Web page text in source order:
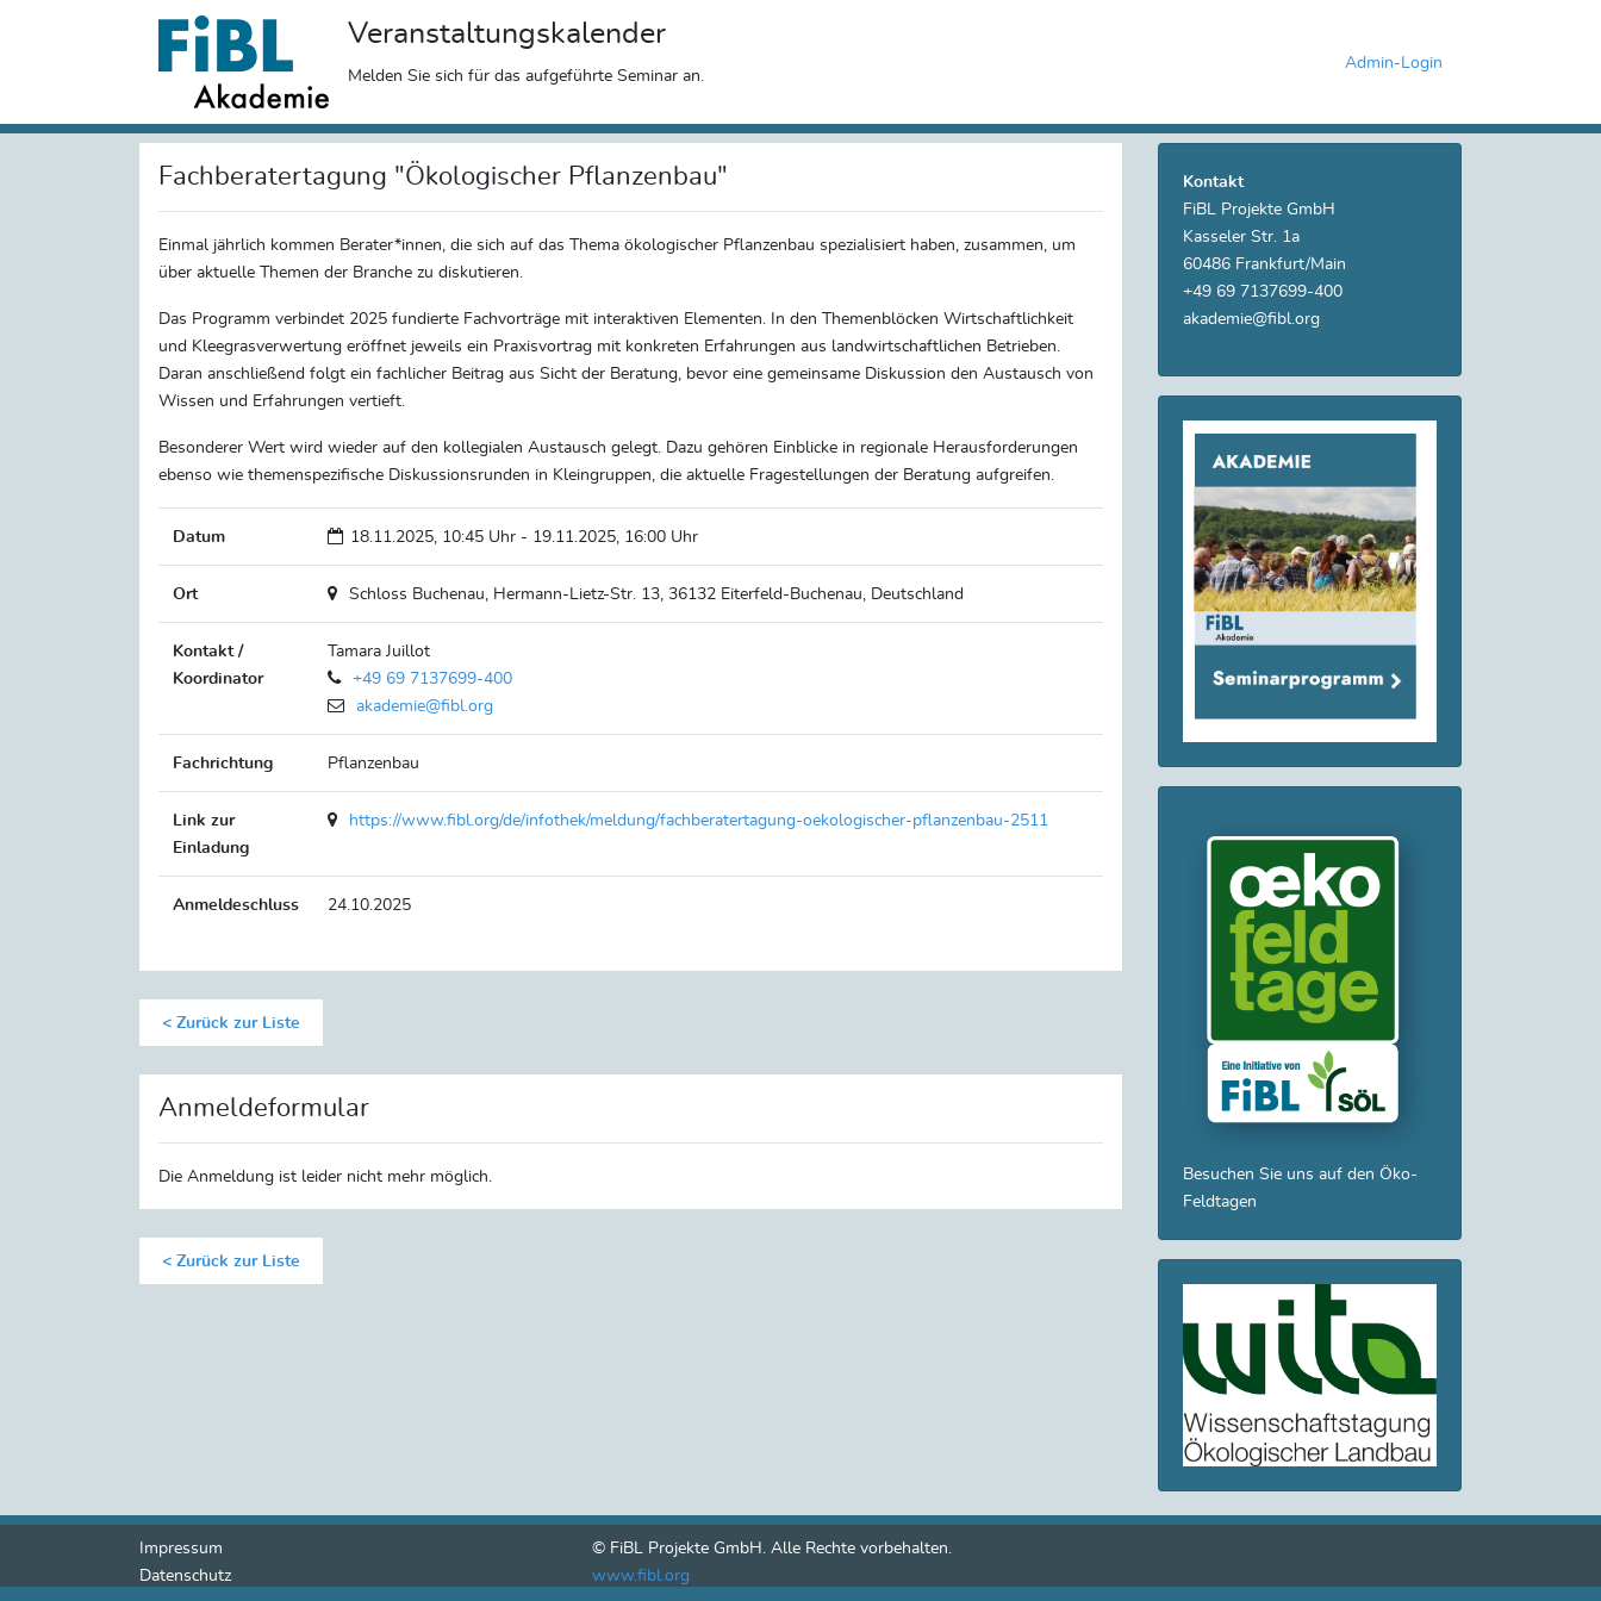
Veranstaltungskalender
Melden Sie sich für das aufgeführte Seminar an.
Admin-Login
Fachberatertagung "Ökologischer Pflanzenbau"
Einmal jährlich kommen Berater*innen, die sich auf das Thema ökologischer Pflanzenbau spezialisiert haben, zusammen, um
über aktuelle Themen der Branche zu diskutieren.
Das Programm verbindet 2025 fundierte Fachvorträge mit interaktiven Elementen. In den Themenblöcken Wirtschaftlichkeit
und Kleegrasverwertung eröffnet jeweils ein Praxisvortrag mit konkreten Erfahrungen aus landwirtschaftlichen Betrieben.
Daran anschließend folgt ein fachlicher Beitrag aus Sicht der Beratung, bevor eine gemeinsame Diskussion den Austausch von
Wissen und Erfahrungen vertieft.
Besonderer Wert wird wieder auf den kollegialen Austausch gelegt. Dazu gehören Einblicke in regionale Herausforderungen
ebenso wie themenspezifische Diskussionsrunden in Kleingruppen, die aktuelle Fragestellungen der Beratung aufgreifen.
Datum 18.11.2025, 10:45 Uhr - 19.11.2025, 16:00 Uhr
Ort Schloss Buchenau, Hermann-Lietz-Str. 13, 36132 Eiterfeld-Buchenau, Deutschland
Kontakt /
Koordinator
Tamara Juillot
+49 69 7137699-400
akademie@fibl.org
Fachrichtung Pflanzenbau
Link zur
Einladung
https://www.fibl.org/de/infothek/meldung/fachberatertagung-oekologischer-pflanzenbau-2511
Anmeldeschluss 24.10.2025
Zurück zur Liste
Anmeldeformular
Die Anmeldung ist leider nicht mehr möglich.
Zurück zur Liste
Kontakt
FiBL Projekte GmbH
Kasseler Str. 1a
60486 Frankfurt/Main
+49 69 7137699-400
akademie@fibl.org
Besuchen Sie uns auf den Öko-
Feldtagen
Impressum
Datenschutz
© FiBL Projekte GmbH. Alle Rechte vorbehalten.
www.fibl.org